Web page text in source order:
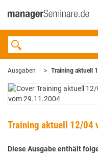
Ausgaben Training aktuell
Training aktuell 12/04
Diese Ausgabe enthält